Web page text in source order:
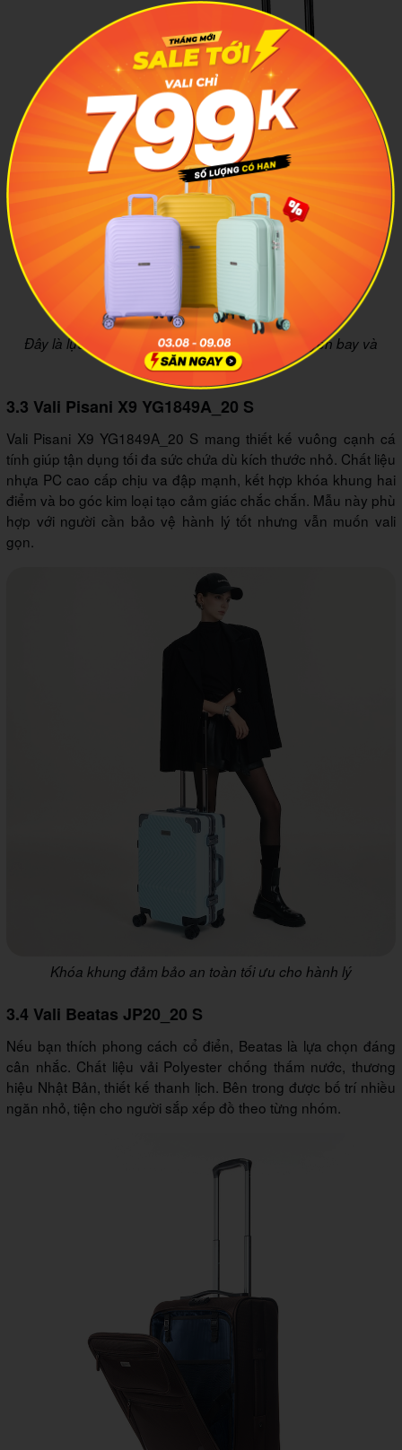
Đây là lựa chọn phù hợp cho người thường xuyên bay và
ưu tiên sự an tâm
3.3 Vali Pisani X9 YG1849A_20 S
Vali Pisani X9 YG1849A_20 S mang thiết kế vuông cạnh cá
tính giúp tận dụng tối đa sức chứa dù kích thước nhỏ. Chất liệu
nhựa PC cao cấp chịu va đập mạnh, kết hợp khóa khung hai
điểm và bo góc kim loại tạo cảm giác chắc chắn. Mẫu này phù
hợp với người cần bảo vệ hành lý tốt nhưng vẫn muốn vali
gọn.
Khóa khung đảm bảo an toàn tối ưu cho hành lý
3.4 Vali Beatas JP20_20 S
Nếu bạn thích phong cách cổ điển, Beatas là lựa chọn đáng
cân nhắc. Chất liệu vải Polyester chống thấm nước, thương
hiệu Nhật Bản, thiết kế thanh lịch. Bên trong được bố trí nhiều
ngăn nhỏ, tiện cho người sắp xếp đồ theo từng nhóm.